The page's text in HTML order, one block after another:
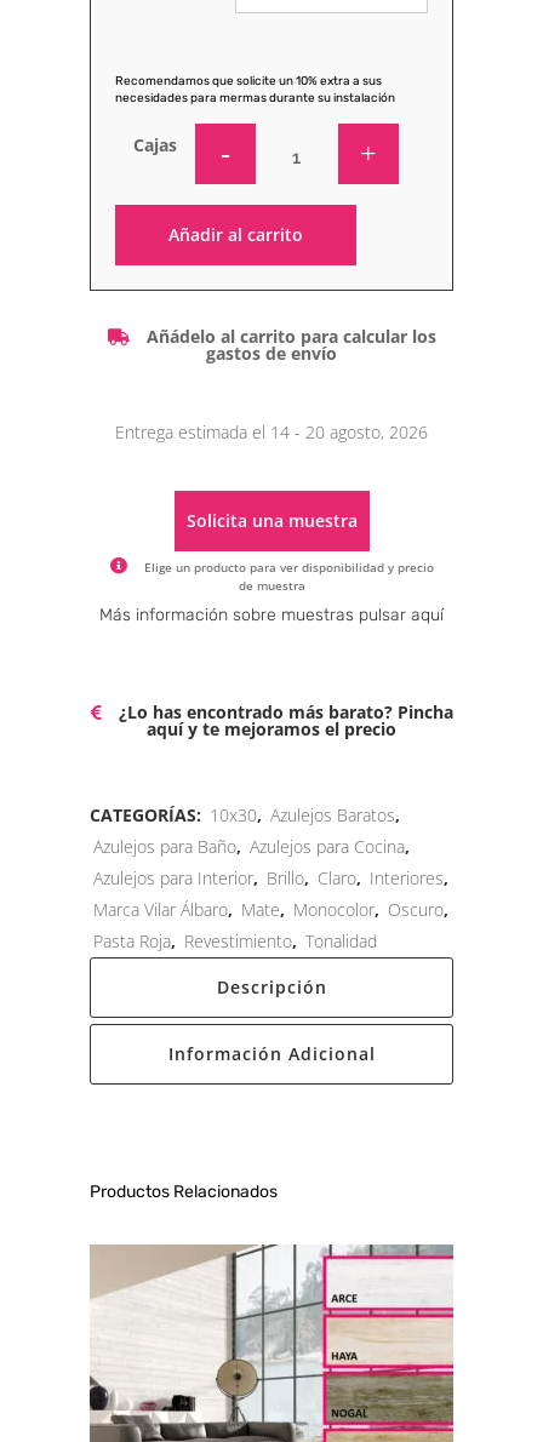
Recomendamos que solicite un 10% extra a sus
necesidades para mermas durante su instalación
Cajas
Añadir al carrito
Añádelo al carrito para calcular los
gastos de envío
Entrega estimada el 14 - 20 agosto, 2026
Solicita una muestra
Elige un producto para ver disponibilidad y precio
de muestra
Alternative:
Más información sobre muestras pulsar aquí
¿Lo has encontrado más barato? Pincha
aquí y te mejoramos el precio
CATEGORÍAS: 10x30, Azulejos Baratos,
Azulejos para Baño, Azulejos para Cocina,
Azulejos para Interior, Brillo, Claro, Interiores,
Marca Vilar Álbaro, Mate, Monocolor, Oscuro,
Pasta Roja, Revestimiento, Tonalidad
Descripción
Información Adicional
Productos Relacionados